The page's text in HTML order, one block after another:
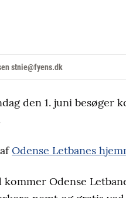
stnie@fyens.dk
den 1. juni besøger
Odense Letbanes
Odense